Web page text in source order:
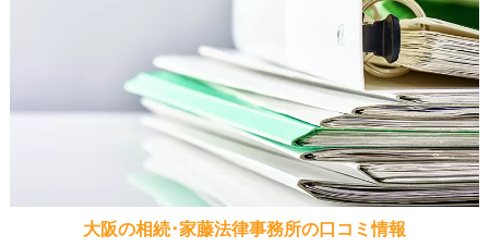
大阪の相続･家藤法律事務所の口コミ情報